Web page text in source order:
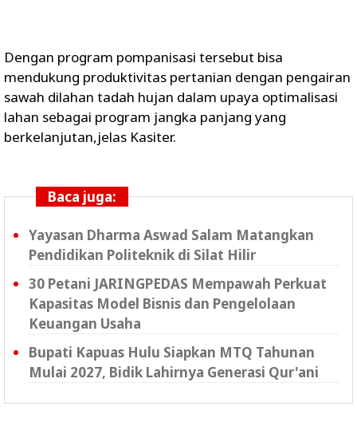
Dengan program pompanisasi tersebut bisa
mendukung produktivitas pertanian dengan pengairan
sawah dilahan tadah hujan dalam upaya optimalisasi
lahan sebagai program jangka panjang yang
berkelanjutan,jelas Kasiter.
Baca juga:
Yayasan Dharma Aswad Salam Matangkan
Pendidikan Politeknik di Silat Hilir
30 Petani JARINGPEDAS Mempawah Perkuat
Kapasitas Model Bisnis dan Pengelolaan
Keuangan Usaha
Bupati Kapuas Hulu Siapkan MTQ Tahunan
Mulai 2027, Bidik Lahirnya Generasi Qur'ani